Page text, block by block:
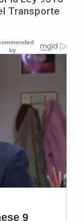
Transporte